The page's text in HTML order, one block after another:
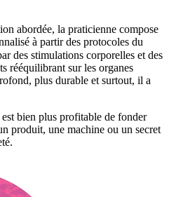
abordée, la praticienne compose
à partir des protocoles du
des stimulations corporelles et des
rééquilibrant sur les organes
plus durable et surtout, il a
bien plus profitable de fonder
produit, une machine ou un secret